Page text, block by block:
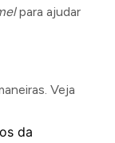
para ajudar
Veja
da